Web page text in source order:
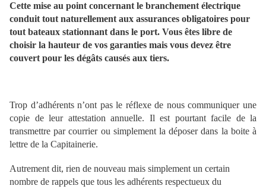
Cette mise au point concernant le branchement électrique
conduit tout naturellement aux assurances obligatoires pour
tout bateaux stationnant dans le port. Vous êtes libre de
choisir la hauteur de vos garanties mais vous devez être
couvert pour les dégâts causés aux tiers.
Trop d’adhérents n’ont pas le réflexe de nous communiquer une
copie de leur attestation annuelle. Il est pourtant facile de la
transmettre par courrier ou simplement la déposer dans la boite à
lettre de la Capitainerie.
Autrement dit, rien de nouveau mais simplement un certain
nombre de rappels que tous les adhérents respectueux du